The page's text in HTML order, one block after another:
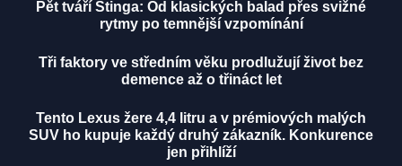
Pět tváří Stinga: Od klasických balad přes svižné
rytmy po temnější vzpomínání
Tři faktory ve středním věku prodlužují život bez
demence až o třináct let
Tento Lexus žere 4,4 litru a v prémiových malých
SUV ho kupuje každý druhý zákazník. Konkurence
jen přihlíží